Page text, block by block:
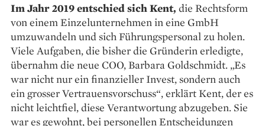
Im Jahr 2019 entschied sich Kent, die Rechtsform
von einem Einzelunternehmen in eine GmbH
umzuwandeln und sich Führungspersonal zu holen.
Viele Aufgaben, die bisher die Gründerin erledigte,
übernahm die neue COO, Barbara Goldschmidt. „Es
war nicht nur ein finanzieller Invest, sondern auch
ein grosser Vertrauensvorschuss“, erklärt Kent, der es
nicht leichtfiel, diese Verantwortung abzugeben. Sie
war es gewohnt, bei personellen Entscheidungen